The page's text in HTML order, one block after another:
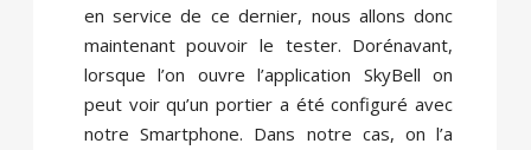
en service de ce dernier, nous allons donc
maintenant pouvoir le tester. Dorénavant,
lorsque l’on ouvre l’application SkyBell on
peut voir qu’un portier a été configuré avec
notre Smartphone. Dans notre cas, on l’a